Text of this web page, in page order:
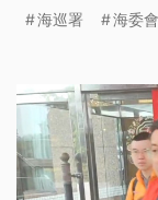
全力支持海巡
海巡署 海委會